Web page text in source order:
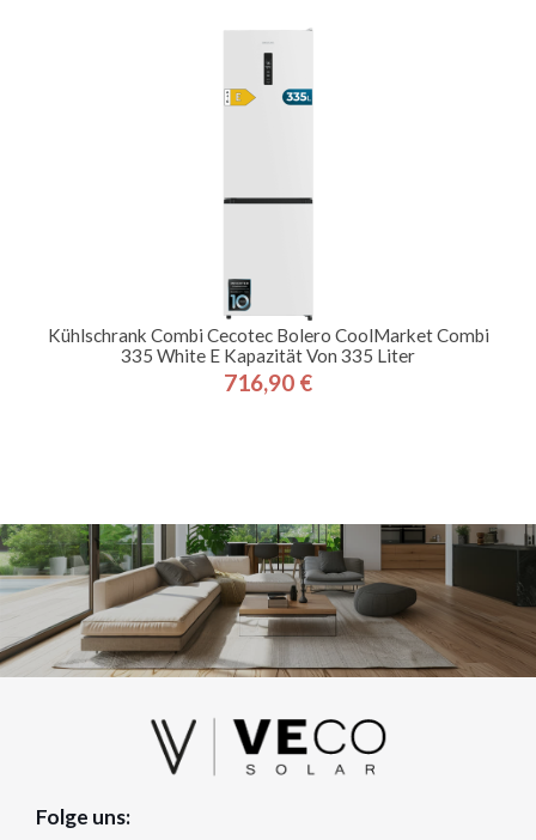
Kühlschrank Combi Cecotec Bolero CoolMarket Combi
335 White E Kapazität Von 335 Liter
Preis
716,90 €
Folge uns: